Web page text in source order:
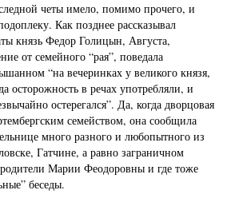
четы имело, помимо прочего, и
Как позднее рассказывал
князь Федор Голицын, Августа,
от семейного “рая”, поведала
“на вечеринках у великого князя,
осторожность в речах употребляли, и
остерегался”. Да, когда дворцовая
семейством, она сообщила
много разного и любопытного из
Гатчине, а равно заграничном
Марии Феодоровны и где тоже
беседы.